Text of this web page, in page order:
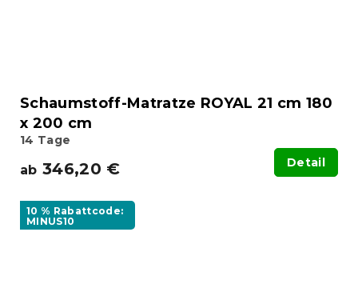
Schaumstoff-Matratze ROYAL 21 cm 180
x 200 cm
14 Tage
ab 346,20 € Detail
10 % Rabattcode:
MINUS10